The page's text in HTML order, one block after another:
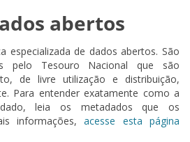
abertos
especializada de dados abertos. São
pelo Tesouro Nacional que são
de livre utilização e distribuição,
Para entender exatamente como a
leia os metadados que os
informações,acesse esta página